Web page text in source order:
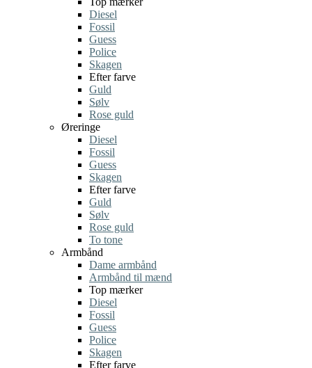
Diesel
Fossil
Guess
Police
Skagen
Efter farve
Guld
Sølv
Rose guld
Øreringe
Diesel
Fossil
Guess
Skagen
Efter farve
Guld
Sølv
Rose guld
To tone
Armbånd
Dame armbånd
Armbånd til mænd
Top mærker
Diesel
Fossil
Guess
Police
Skagen
Efter farve